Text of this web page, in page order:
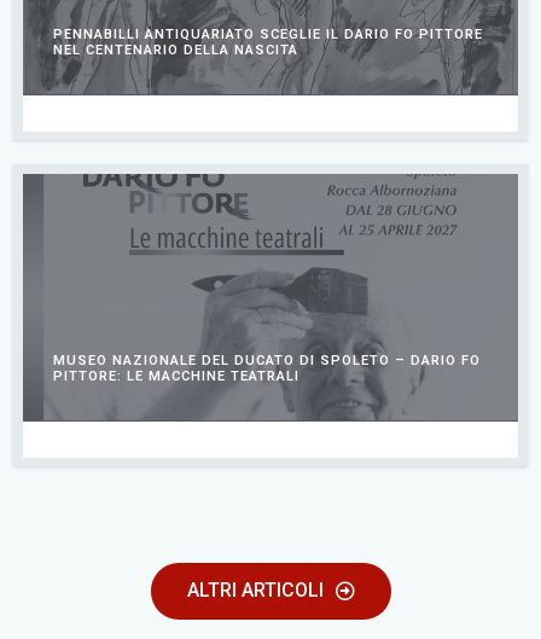
PENNABILLI ANTIQUARIATO SCEGLIE IL DARIO FO PITTORE
NEL CENTENARIO DELLA NASCITA
MUSEO NAZIONALE DEL DUCATO DI SPOLETO – DARIO FO
PITTORE: LE MACCHINE TEATRALI
ALTRI ARTICOLI